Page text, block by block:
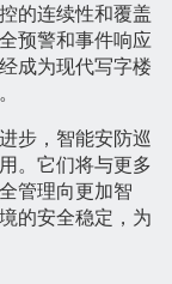
的连续性和覆盖
预警和事件响应
成为现代写字楼
步，智能安防巡
。它们将与更多
管理向更加智
的安全稳定，为